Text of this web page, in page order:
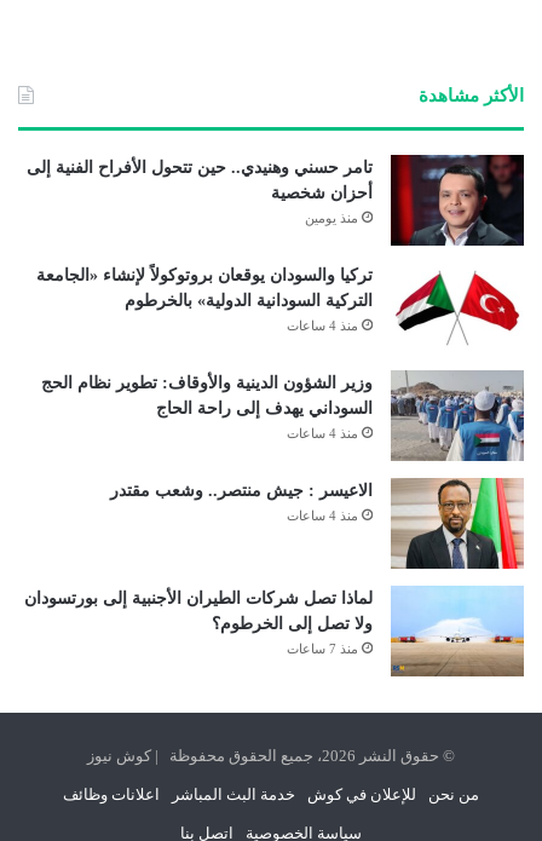
الأكثر مشاهدة
تامر حسني وهنيدي.. حين تتحول الأفراح الفنية إلى
أحزان شخصية
منذ يومين
تركيا والسودان يوقعان بروتوكولاً لإنشاء «الجامعة
التركية السودانية الدولية» بالخرطوم
منذ 4 ساعات
وزير الشؤون الدينية والأوقاف: تطوير نظام الحج
السوداني يهدف إلى راحة الحاج
منذ 4 ساعات
الاعيسر : جيش منتصر.. وشعب مقتدر
منذ 4 ساعات
لماذا تصل شركات الطيران الأجنبية إلى بورتسودان
ولا تصل إلى الخرطوم؟
منذ 7 ساعات
© حقوق النشر 2026، جميع الحقوق محفوظة | كوش نيوز
من نحن للإعلان في كوش خدمة البث المباشر اعلانات وظائف
سياسة الخصوصية اتصل بنا